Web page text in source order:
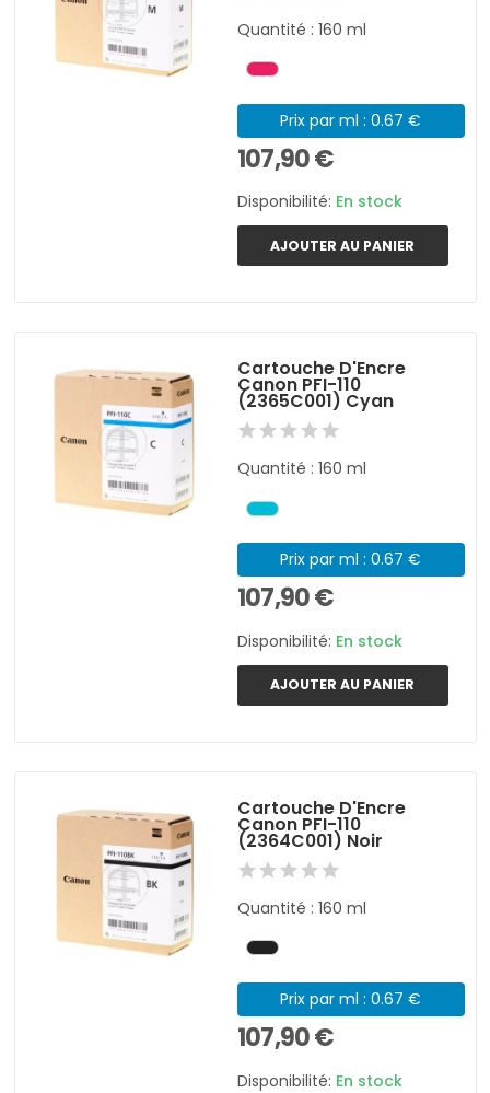
Quantité : 160 ml
Prix par ml : 0.67 €
107,90 €
Disponibilité: En stock
AJOUTER AU PANIER
Cartouche D'Encre
Canon PFI-110
(2365C001) Cyan
Quantité : 160 ml
Prix par ml : 0.67 €
107,90 €
Disponibilité: En stock
AJOUTER AU PANIER
Cartouche D'Encre
Canon PFI-110
(2364C001) Noir
Quantité : 160 ml
Prix par ml : 0.67 €
107,90 €
Disponibilité: En stock